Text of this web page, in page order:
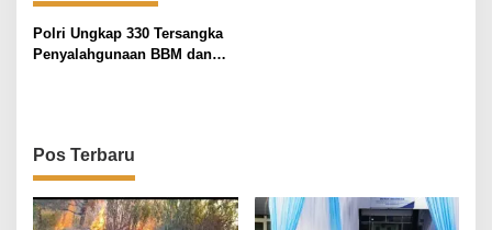
s
i
s
Polri Ungkap 330 Tersangka
Penyalahgunaan BBM dan
Pos Terbaru